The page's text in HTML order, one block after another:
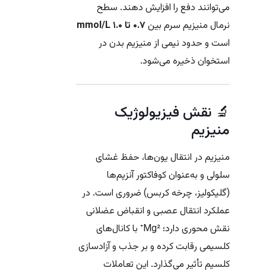
می‌توانند دفع را افزایش دهند. سطح
نرمال منیزیم سرم بین۰.۷ تا ۱.۰ mmol/L
است و حدود نیمی از منیزیم بدن در
استخوان ذخیره می‌شود.
🔬 نقش فیزیولوژیک
منیزیم
منیزیم در انتقال یون‌ها، حفظ غشای
سلولی و به‌عنوان کوفاکتور آنزیم‌ها
(گلیکولیز، چرخه کربس) ضروری است. در
عملکرد انتقال عصبی و انقباض عضلانی
نقش محوری دارد؛ Mg²⁺ با کانال‌های
کلسیمی رقابت کرده و بر جذب و آزادسازی
کلسیم تأثیر می‌گذارد. این تعاملات